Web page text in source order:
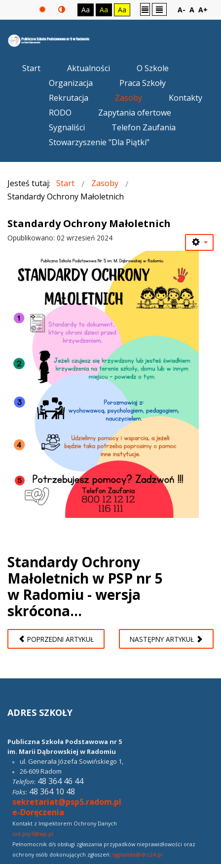
Aa Aa Aa A- A A+
Start Aktualności
O Szkole
Organizacja
Praca Szkoły
Rekrutacja
Zasoby
Kontakty
RODO
Zapytania ofertowe
Sygnaliści
Telefon Zaufania
Stowarzyszenie "Dla Piątki"
Jesteś tutaj: Start
Zasoby
Standardy Ochrony Małoletnich
Standardy Ochrony Małoletnich
Opublikowano: 02 wrzesień 2024
Standardy Ochrony
Małoletnich w PSP nr 5
w Radomiu - wersja
skrócona...
POPRZEDNI ARTYKUŁ NASTĘPNY ARTYKUŁ
ADRES SZKOŁY
Publiczna Szkoła Podstawowa nr 5
im. Marii Dąbrowskiej w Radomiu
ul. Generała Józefa Sowińskiego 1,
26-609Radom
Telefon: 48 364 46 44
Faks: 48 364 10 48
sekretariat@psp5.radom.pl
e-Doręczenia
Kontakt z Inspektorem Ochrony Danych
iod.psp5@wp.pl
Pełnomocnik d/s obsługi zgłaszania przypadków nieprawidłowości oraz
ochrony osób dokonujących zgłoszeń: sygnalista@drc24.pl